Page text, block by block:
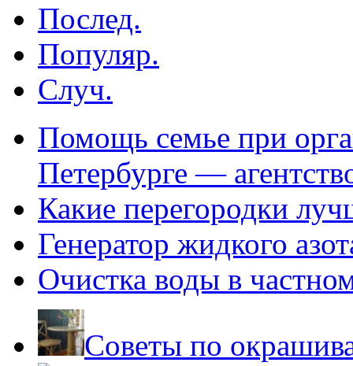
Послед.
Популяр.
Случ.
Помощь семье при
Петербурге —
Какие перегородки
Генератор жидкого
Очистка воды в
Советы по